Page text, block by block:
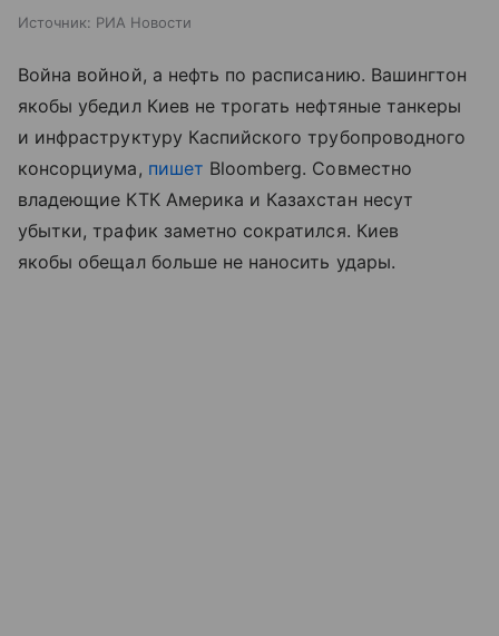
Источник: РИА Новости
Война войной, а нефть по расписанию. Вашингтон
якобы убедил Киев не трогать нефтяные танкеры
и инфраструктуру Каспийского трубопроводного
консорциума, пишет Bloomberg. Совместно
владеющие КТК Америка и Казахстан несут
убытки, трафик заметно сократился. Киев
якобы обещал больше не наносить удары.